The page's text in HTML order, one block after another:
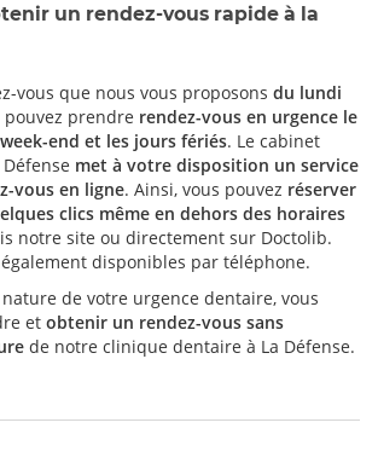
un rendez-vous rapide à la
vous que nous vous proposons du lundi
pouvez prendre rendez-vous en urgence le
end et les jours fériés. Le cabinet
met à votre disposition un service
vous en ligne. Ainsi, vous pouvez réserver
clics même en dehors des horaires
notre site ou directement sur Doctolib.
disponibles par téléphone.
de votre urgence dentaire, vous
et obtenir un rendez-vous sans
de notre clinique dentaire à La Défense.